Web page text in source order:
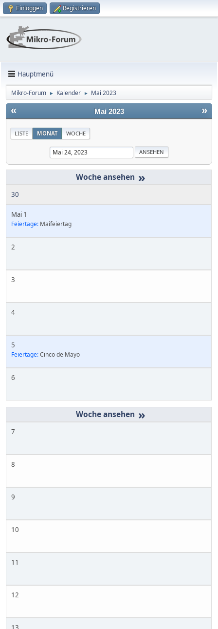
Einloggen Registrieren
Hauptmenü
Mikro-Forum ► Kalender ► Mai 2023
« »
Mai 2023
LISTE MONAT WOCHE
»
30
Mai 1
Feiertage: Maifeiertag
2
3
4
5
Feiertage:Cinco de Mayo
6
»
7
8
9
10
11
12